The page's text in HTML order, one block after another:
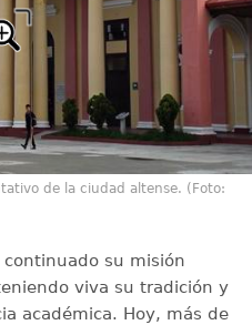
de la ciudad altense. (Foto:
continuado su misión
viva su tradición y
académica. Hoy, más de